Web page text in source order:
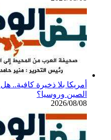
أمريكا بلا ذخيرة
الصين وروسيا؟
2026/08/08